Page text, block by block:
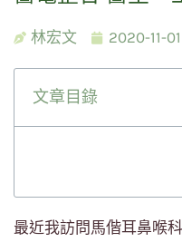
林宏文 2020-11-01
文章目錄
最近我訪問馬偕耳鼻喉